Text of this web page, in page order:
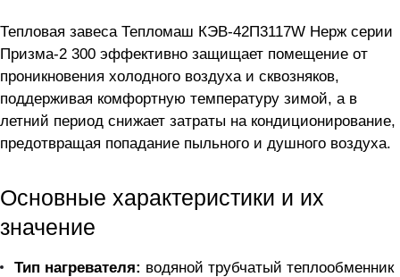
Тепловая завеса Тепломаш КЭВ-42П3117W Нерж серии
Призма-2 300 эффективно защищает помещение от
проникновения холодного воздуха и сквозняков,
поддерживая комфортную температуру зимой, а в
летний период снижает затраты на кондиционирование,
предотвращая попадание пыльного и душного воздуха.
Основные характеристики и их
значение
Тип нагревателя: водяной трубчатый теплообменник